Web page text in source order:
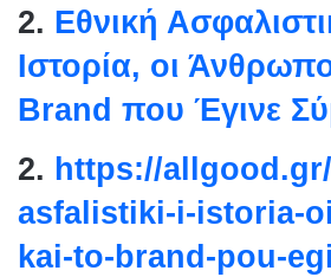
2. Εθνική
Ιστορία, οι
Brand που Έγινε
2. https://
asfalistiki-i-istoria-
kai-to-brand-pou-